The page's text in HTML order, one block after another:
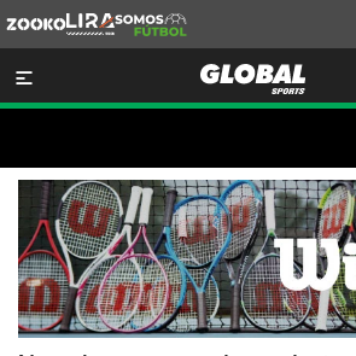
Lira
Somos
Futbol
